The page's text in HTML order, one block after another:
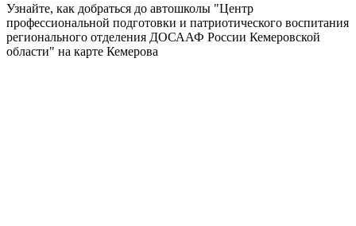
Узнайте, как добраться до автошколы "Центр
профессиональной подготовки и патриотического воспитания
регионального отделения ДОСААФ России Кемеровской
области" на карте Кемерова